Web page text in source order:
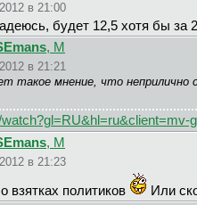
в 21:00
будет 12,5 хотя бы за
, М
в 21:21
такое мнение, что неприлично
, М
в 21:23
взятках политиков Или